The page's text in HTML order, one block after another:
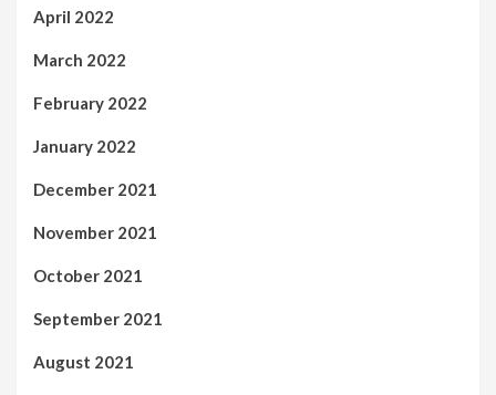
April 2022
March 2022
February 2022
January 2022
December 2021
November 2021
October 2021
September 2021
August 2021